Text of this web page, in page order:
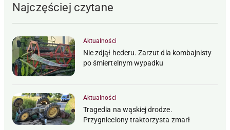
Najczęściej czytane
Aktualności
Nie zdjął hederu. Zarzut dla kombajnisty
po śmiertelnym wypadku
Aktualności
Tragedia na wąskiej drodze.
Przygnieciony traktorzysta zmarł